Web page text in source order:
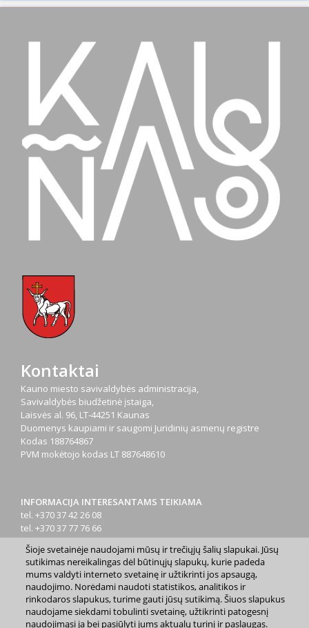
Kontaktai
Kauno miesto savivaldybės administracija,
Savivaldybės biudžetinė įstaiga,
Laisvės al. 96, LT-44251 Kaunas
Duomenys kaupiami ir saugomi Juridinių asmenų registre
Kodas 188764867
PVM mokėtojo kodas LT 887648610
INFORMACIJA INTERESANTAMS TEIKIAMA
tel. +370 37 42 26 08
tel. +370 37 77 76 66
tel. +370 660 07000
el. p.info@kaunas.lt
Šioje svetainėje naudojami mūsų ir trečiųjų šalių slapukai. Jūsų
sutikimas nereikalingas dėl būtinųjų slapukų, kurie padeda
mums valdyti interneto svetainę ir užtikrinti jos apsaugą,
naudojimo. Norėdami naudoti statistikos, analitikos ir
rinkodaros slapukus, turime gauti jūsų sutikimą. Šiuos slapukus
naudojame siekdami tobulinti svetainę, užtikrinti patogesnį
naudojimąsi ja bei pasiūlyti jums aktualų turinį ir paslaugas.